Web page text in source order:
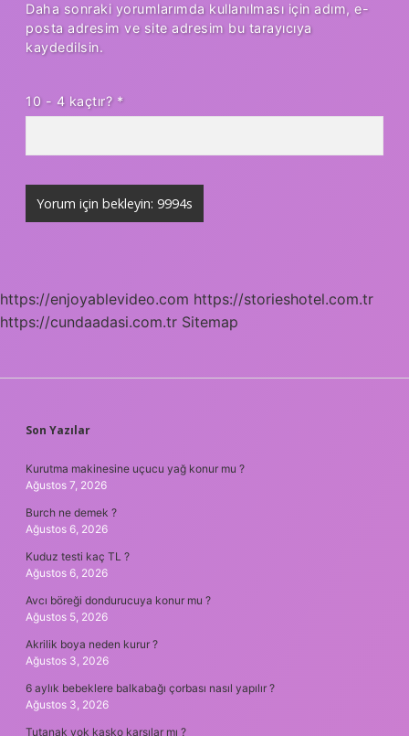
Daha sonraki yorumlarımda kullanılması için adım, e-
posta adresim ve site adresim bu tarayıcıya
kaydedilsin.
10 - 4 kaçtır? *
https://enjoyablevideo.com https://storieshotel.com.tr
https://cundaadasi.com.tr Sitemap
SIDEBAR
Son Yazılar
Kurutma makinesine uçucu yağ konur mu ?
Ağustos 7, 2026
Burch ne demek ?
Ağustos 6, 2026
Kuduz testi kaç TL ?
Ağustos 6, 2026
Avcı böreği dondurucuya konur mu ?
Ağustos 5, 2026
Akrilik boya neden kurur ?
Ağustos 3, 2026
6 aylık bebeklere balkabağı çorbası nasıl yapılır ?
Ağustos 3, 2026
Tutanak yok kasko karşılar mı ?